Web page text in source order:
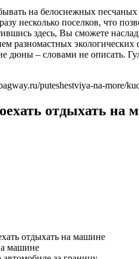
на белоснежных
несколько поселков, что
здесь, Вы сможете
разномастных
дюны – словами не описать.
puteshestviya-na-more/
отдыхать на
отдыхать на машине
машине